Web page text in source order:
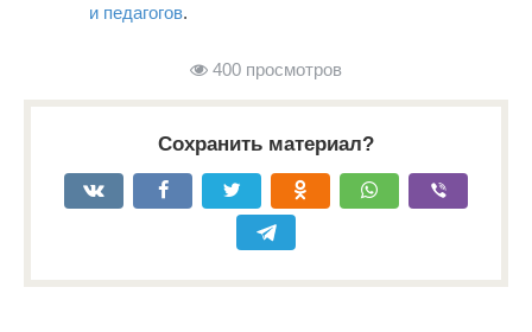
и педагогов.
400 просмотров
Сохранить материал?